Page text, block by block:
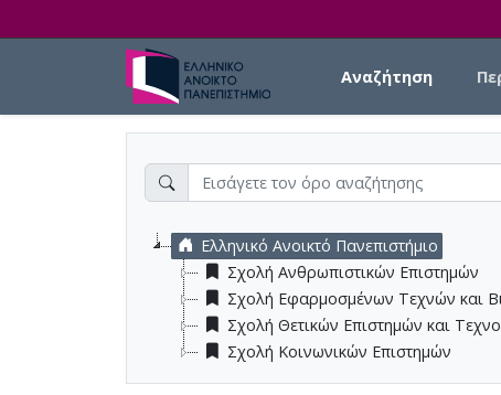
Αναζήτηση
Ελληνικό Ανοικτό Πανεπιστήμιο
Σχολή Ανθρωπιστικών Επιστημών
Σχολή Εφαρμοσμένων Τεχνών και
Σχολή Θετικών Επιστημών και
Σχολή Κοινωνικών Επιστημών